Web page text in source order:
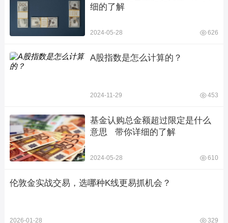
细的了解
2024-05-28 626
A股指数是怎么计算的？
2024-11-29 453
基金认购总金额超过限定是什么
意思   带你详细的了解
2024-05-28 610
伦敦金实战交易，选哪种K线更易抓机会？
2026-01-28 329